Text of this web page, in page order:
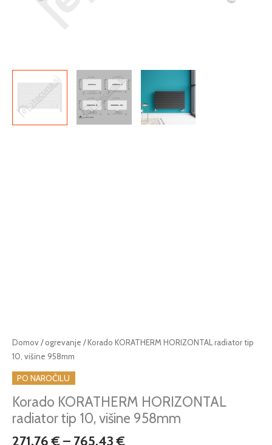
Domov/ogrevanje / Korado KORATHERM HORIZONTAL radiator tip
10, višine 958mm
PO NAROČILU
Korado KORATHERM HORIZONTAL
radiator tip 10, višine 958mm
271,76€ – 765,43€
Cenovni
do
765,43 €
Korado
KORATHERM
HORIZONTAL
radiator
tip
višine
958mm